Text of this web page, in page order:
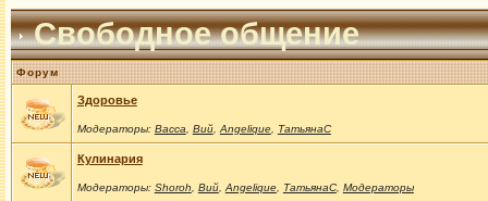
Свободное общение
Форум
Здоровье
Модераторы: Васса Вий, Angelique, ТатьянаС
Кулинария
Модераторы: Shoroh Вий, Angelique, ТатьянаС, Модераторы